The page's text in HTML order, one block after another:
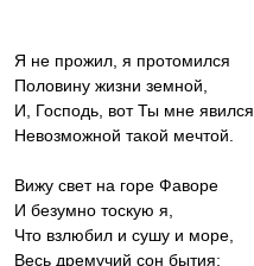
Я не прожил, я протомился
Половину жизни земной,
И, Господь, вот Ты мне явился
Невозможной такой мечтой.
Вижу свет на горе Фаворе
И безумно тоскую я,
Что взлюбил и сушу и море,
Весь дремучий сон бытия;